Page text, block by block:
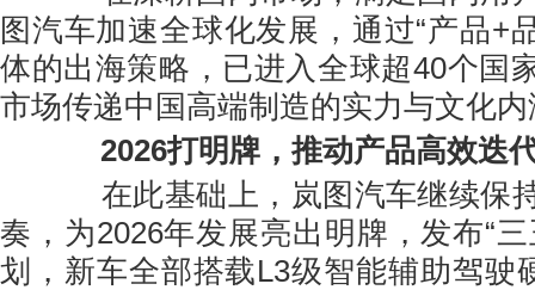
图汽车加速全球化发展，通过“产品+
体的出海策略，已进入全球超40个国
市场传递中国高端制造的实力与文化内
2026打明牌，推动产品高效迭
在此基础上，岚图汽车继续保
奏，为2026年发展亮出明牌，发布“
划，新车全部搭载L3级智能辅助驾驶